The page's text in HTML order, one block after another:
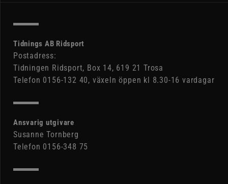
Tidnings AB Ridsport
Postadress:
Tidningen Ridsport, Box 14, 619 21 Trosa
Telefon 0156-132 40, växeln öppen kl 8.30-16 vardagar
Ansvarig utgivare
Susanne Tornberg
Telefon 0156-348 75